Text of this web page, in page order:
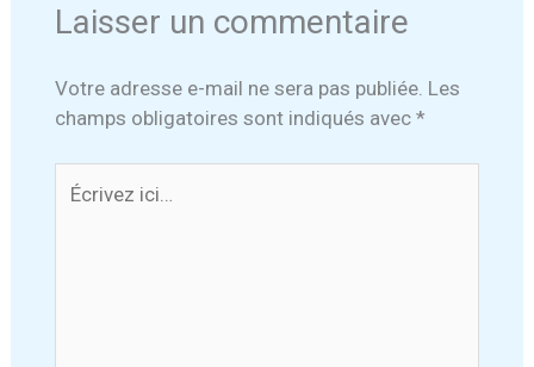
Laisser un commentaire
Votre adresse e-mail ne sera pas publiée. Les
champs obligatoires sont indiqués avec *
ici…